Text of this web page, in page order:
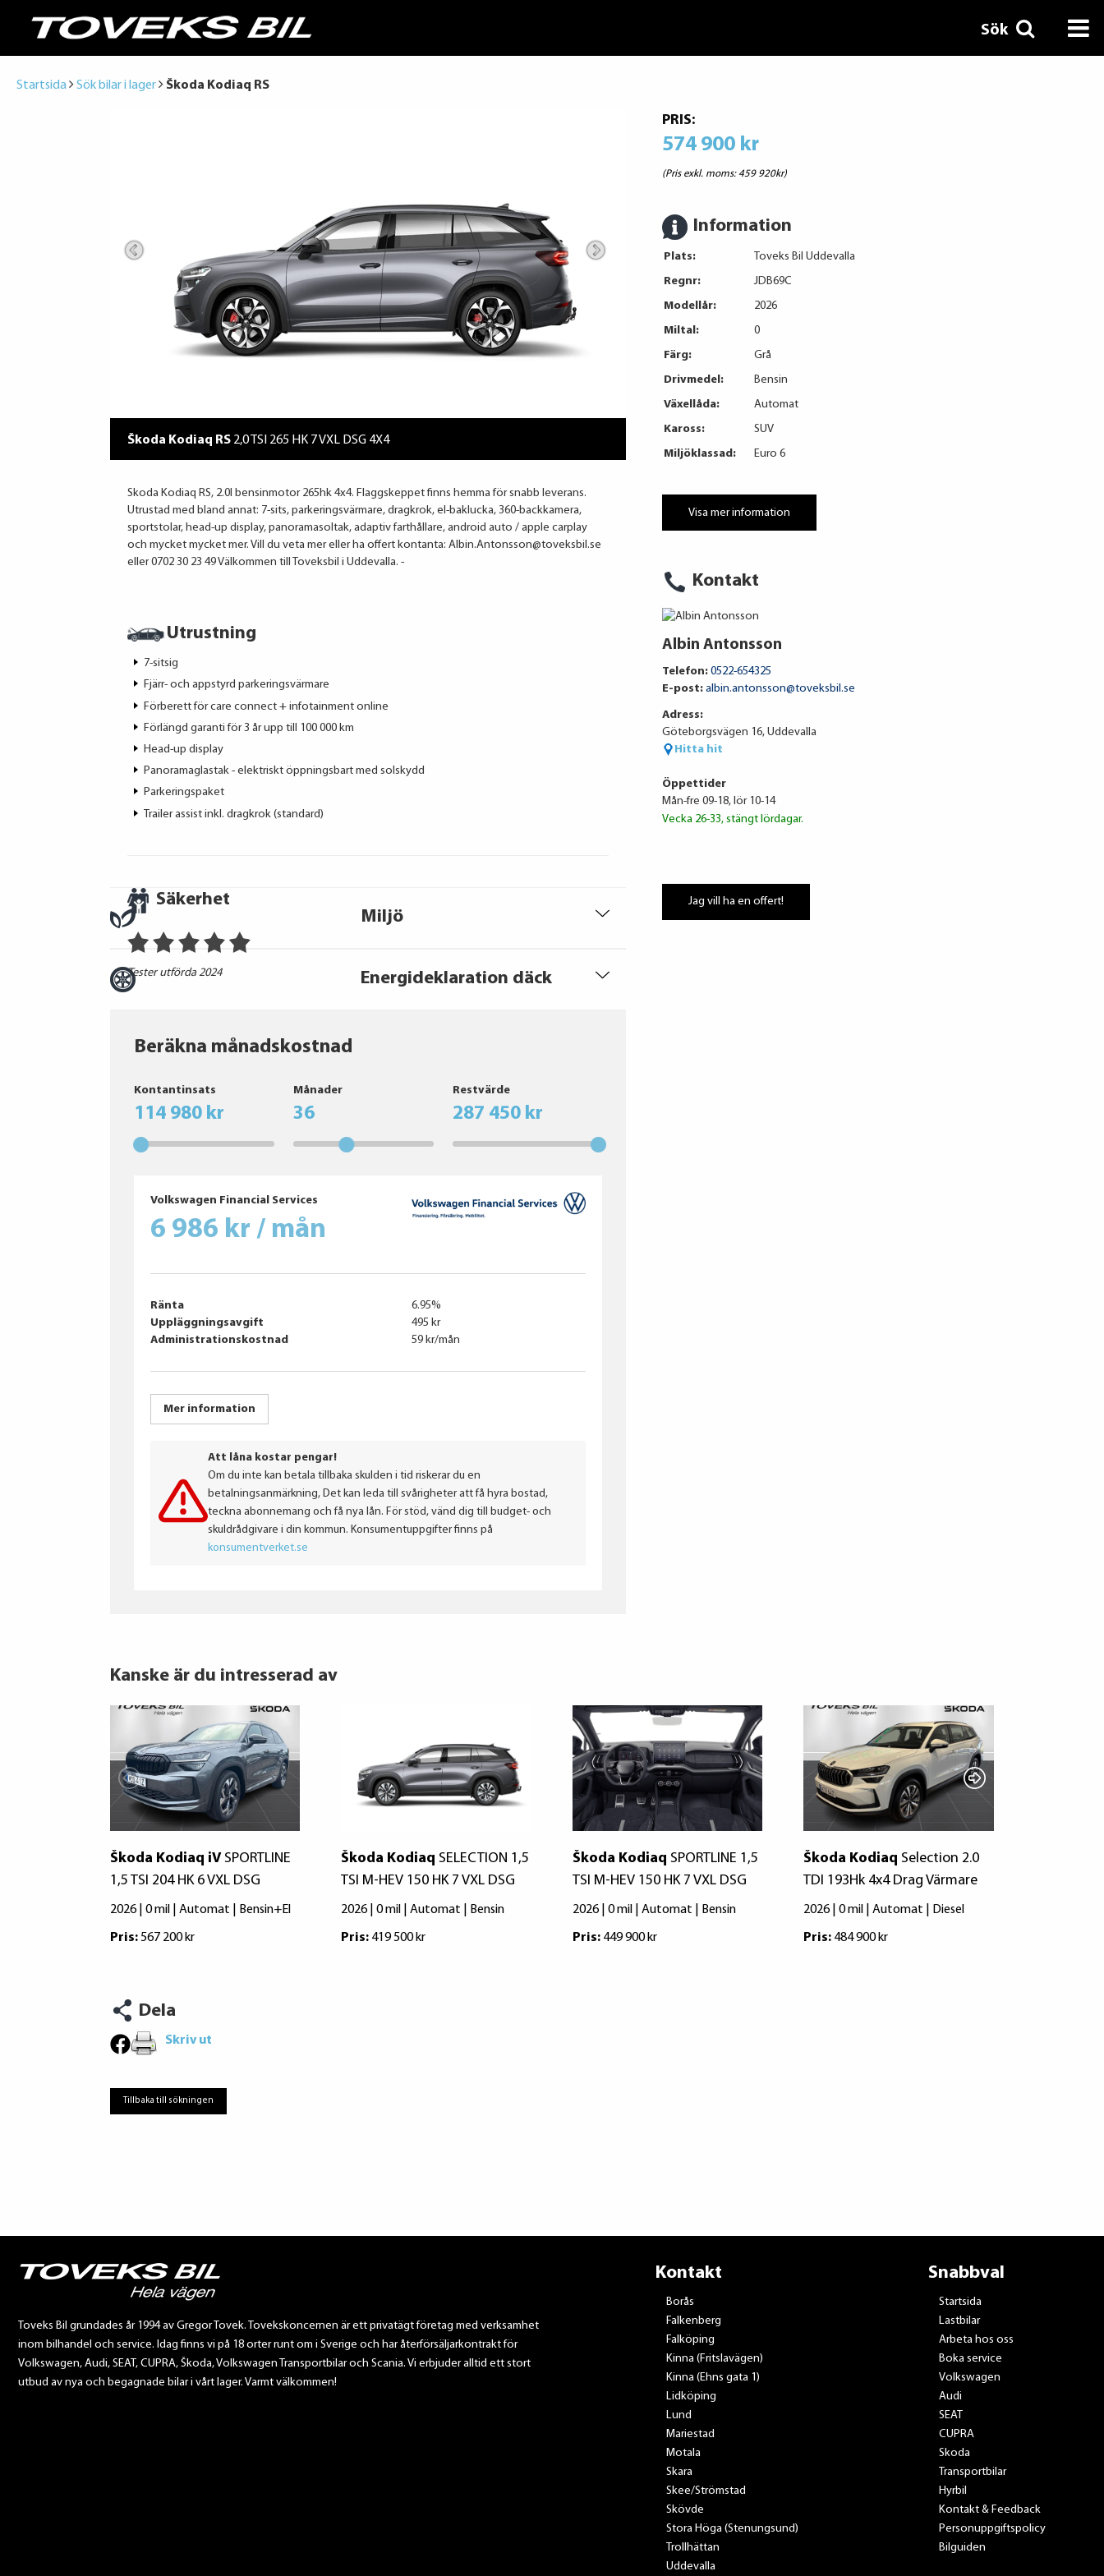
Sök
Startsida Sök bilar i lager Škoda Kodiaq RS
Škoda Kodiaq RS 2,0 TSI 265 HK 7 VXL DSG 4X4
Skoda Kodiaq RS, 2.0l bensinmotor 265hk 4x4. Flaggskeppet finns hemma för snabb leverans.
Utrustad med bland annat: 7-sits, parkeringsvärmare, dragkrok, el-baklucka, 360-backkamera,
sportstolar, head-up display, panoramasoltak, adaptiv farthållare, android auto / apple carplay
och mycket mycket mer. Vill du veta mer eller ha offert kontanta: Albin.Antonsson@toveksbil.se
eller 0702 30 23 49 Välkommen till Toveksbil i Uddevalla. -
Utrustning
7-sitsig
Fjärr- och appstyrd parkeringsvärmare
Förberett för care connect + infotainment online
Förlängd garanti för 3 år upp till 100 000 km
Head-up display
Panoramaglastak - elektriskt öppningsbart med solskydd
Parkeringspaket
Trailer assist inkl. dragkrok (standard)
Säkerhet
Tester utförda 2024
Miljö
Energideklaration däck
Hankook
Continental
Beräkna månadskostnad
Kontantinsats
114 980 kr
Månader
36
Restvärde
287 450 kr
Volkswagen Financial Services
6 986 kr / mån
Ränta
6.95%
Uppläggningsavgift
495 kr
Administrationskostnad
59 kr/mån
Mer information
Att låna kostar pengar!
Om du inte kan betala tillbaka skulden i tid riskerar du en
betalningsanmärkning, Det kan leda till svårigheter att få hyra bostad,
teckna abonnemang och få nya lån. För stöd, vänd dig till budget- och
skuldrådgivare i din kommun. Konsumentuppgifter finns på
konsumentverket.se
PRIS:
574 900 kr
(Pris exkl. moms: 459 920kr)
Information
Plats:
Toveks Bil Uddevalla
Regnr:
JDB69C
Modellår:
2026
Miltal:
0
Färg:
Grå
Drivmedel:
Bensin
Växellåda:
Automat
Kaross:
SUV
Miljöklassad:
Euro 6
Visa mer information
Kontakt
Albin Antonsson
Telefon: 0522-654325
E-post: albin.antonsson@toveksbil.se
Adress:
Göteborgsvägen 16, Uddevalla
Hitta hit
Öppettider
Mån-fre 09-18, lör 10-14
Vecka 26-33, stängt lördagar.
Jag vill ha en offert!
Kanske är du intresserad av
Škoda Kodiaq iV SPORTLINE
1,5 TSI 204 HK 6 VXL DSG
2026 | 0 mil | Automat | Bensin+El
Pris:567 200 kr
Škoda Kodiaq SELECTION 1,5
TSI M-HEV 150 HK 7 VXL DSG
2026 | 0 mil | Automat | Bensin
Pris: 419 500 kr
Škoda Kodiaq SPORTLINE 1,5
TSI M-HEV 150 HK 7 VXL DSG
2026 | 0 mil | Automat | Bensin
Pris:449 900 kr
Škoda Kodiaq Selection 2.0
TDI 193Hk 4x4 Drag Värmare
2026 | 0 mil | Automat | Diesel
Pris: 484 900 kr
Dela
Skriv ut
Tillbaka till sökningen
Toveks Bil grundades år 1994 av Gregor Tovek. Tovekskoncernen är ett privatägt företag med verksamhet
inom bilhandel och service. Idag finns vi på 18 orter runt om i Sverige och har återförsäljarkontrakt för
Volkswagen, Audi, SEAT, CUPRA, Škoda, Volkswagen Transportbilar och Scania. Vi erbjuder alltid ett stort
utbud av nya och begagnade bilar i vårt lager. Varmt välkommen!
Kontakt
Borås
Falkenberg
Falköping
Kinna (Fritslavägen)
Kinna (Ehns gata 1)
Lidköping
Lund
Mariestad
Motala
Skara
Skee/Strömstad
Skövde
Stora Höga (Stenungsund)
Trollhättan
Uddevalla
Snabbval
Startsida
Lastbilar
Arbeta hos oss
Boka service
Volkswagen
Audi
SEAT
CUPRA
Skoda
Transportbilar
Hyrbil
Kontakt & Feedback
Personuppgiftspolicy
Bilguiden